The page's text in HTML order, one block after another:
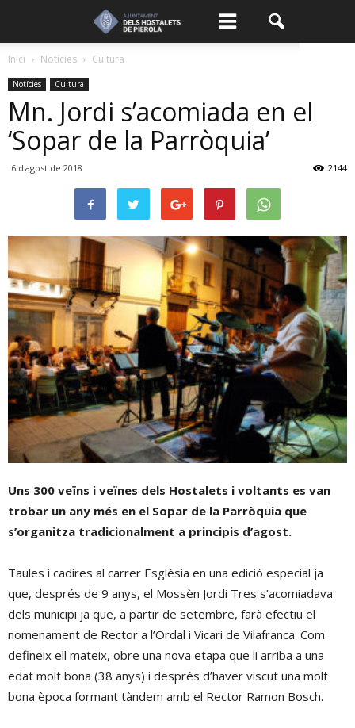
Inici Notícies Cultura
Notícies Cultura
Mn. Jordi s’acomiada en el
‘Sopar de la Parròquia’
6 d'agost de 2018 2144
Uns 300 veïns i veïnes dels Hostalets i voltants es van
trobar un any més en el Sopar de la Parròquia que
s’organitza tradicionalment a principis d’agost.
Taules i cadires al carrer Església en una edició especial ja
que, després de 9 anys, el Mossèn Jordi Tres s’acomiadava
dels municipi ja que, a partir de setembre, farà efectiu el
nomenament de Rector a l’Ordal i Vicari de Vilafranca. Com
defineix ell mateix, obre una nova etapa que li arriba a una
edat molt bona (38 anys) i després d’haver viscut una molt
bona època formant tàndem amb el Rector Ramon Bosch.